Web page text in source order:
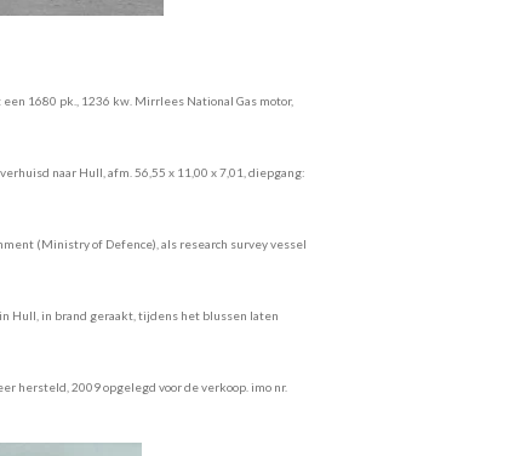
1680 pk., 1236 kw. Mirrlees National Gas motor,
naar Hull, afm. 56,55 x 11,00 x 7,01, diepgang:
(Ministry of Defence), als research survey vessel
Hull, in brand geraakt, tijdens het blussen laten
hersteld, 2009 opgelegd voor de verkoop. imo nr.